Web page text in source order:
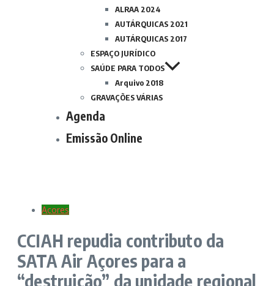
ALRAA 2024
AUTÁRQUICAS 2021
AUTÁRQUICAS 2017
ESPAÇO JURÍDICO
SAÚDE PARA TODOS
Arquivo 2018
GRAVAÇÕES VÁRIAS
Agenda
Emissão Online
Açores
CCIAH repudia contributo da
SATA Air Açores para a
“destruição” da unidade regional